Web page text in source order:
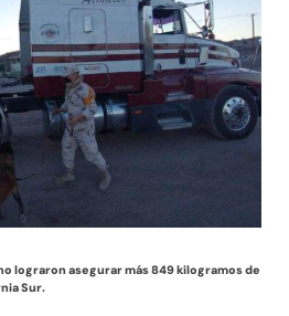
lograron asegurar más 849 kilogramos de
Sur.